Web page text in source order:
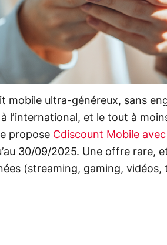
mobile ultra-généreux, sans
l’international, et le tout à
propose Cdiscount Mobile
30/09/2025. Une offre rare,
(streaming, gaming, vidéos,